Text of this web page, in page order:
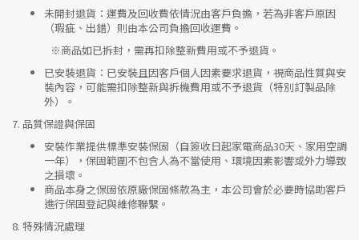
未開封退貨 ：運費及回收費依情況由客戶負擔，若為非客戶原因
（瑕疵、出錯）則由本公司負擔回收運費。
※商品如已拆封，需再扣除整新費用或不予退貨。
已安裝退貨 ：已安裝且因客戶個人因素要求退貨，視商品性質與安
裝內容，可能需扣除整新與拆機費用或不予退貨（特別訂製品除
外）。
7. 品質保證與保固
安裝作業提供標準安裝保固（自簽收日起家電商品30天、家用空調
一年），保固範圍不包含人為不當使用、環境因素影響或外力導致
之損壞。
商品本身之保固依原廠保固條款為主，本公司會於必要時協助客戶
進行保固登記與維修聯繫。
8. 特殊情況處理